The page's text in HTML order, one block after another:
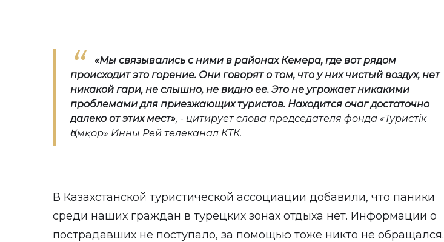
«Мы связывались с ними в районах Кемера, где вот рядом
происходит это горение. Они говорят о том, что у них чистый воздух, нет
никакой гари, не слышно, не видно ее. Это не угрожает никакими
проблемами для приезжающих туристов. Находится очаг достаточно
далеко от этих мест», - цитирует слова председателя фонда «Туристік
Қамқор» Инны Рей телеканал КТК.
В Казахстанской туристической ассоциации добавили, что паники
среди наших граждан в турецких зонах отдыха нет. Информации о
пострадавших не поступало, за помощью тоже никто не обращался.